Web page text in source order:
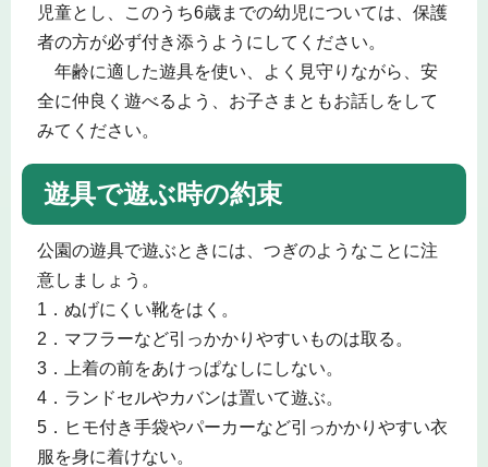
児童とし、このうち6歳までの幼児については、保護
者の方が必ず付き添うようにしてください。
年齢に適した遊具を使い、よく見守りながら、安
全に仲良く遊べるよう、お子さまともお話しをして
みてください。
遊具で遊ぶ時の約束
公園の遊具で遊ぶときには、つぎのようなことに注
意しましょう。
1．ぬげにくい靴をはく。
2．マフラーなど引っかかりやすいものは取る。
3．上着の前をあけっぱなしにしない。
4．ランドセルやカバンは置いて遊ぶ。
5．ヒモ付き手袋やパーカーなど引っかかりやすい衣
服を身に着けない。